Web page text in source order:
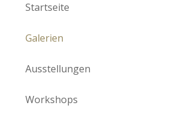
Startseite
Galerien
Ausstellungen
Workshops